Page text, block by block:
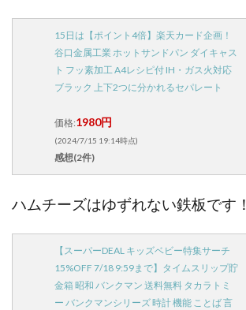
15日は【ポイント4倍】楽天カード企画！
谷口金属工業 ホットサンドパン ダイキャス
ト フッ素加工 A4レシピ付 IH・ガス火対応
ブラック 上下2つに分かれるセパレート
価格:1980円
(2024/7/15 19:14時点)
感想(2件)
ハムチーズはゆずれない鉄板です！
【スーパーDEAL キッズベビー特集サーチ
15%OFF 7/18 9:59まで】タイムスリップ貯
金箱 昭和 バンクマン 送料無料 タカラトミ
ー バンクマンシリーズ 時計 機能 ことば 言